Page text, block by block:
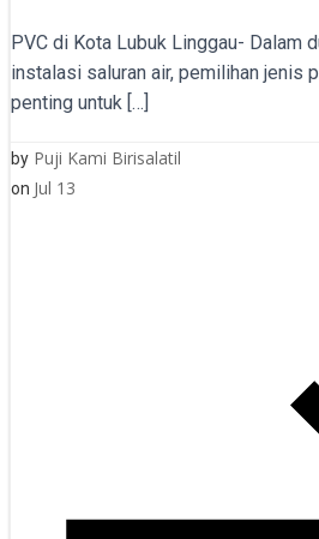
PVC di Kota Lubuk Linggau- Dalam
instalasi saluran air, pemilihan jenis
penting untuk […]
by Puji Kami Birisalatil
on Jul 13